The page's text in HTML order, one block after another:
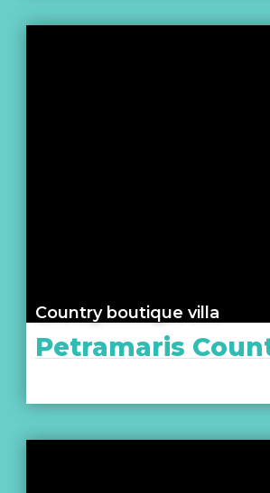
Country boutique villa
Petramaris